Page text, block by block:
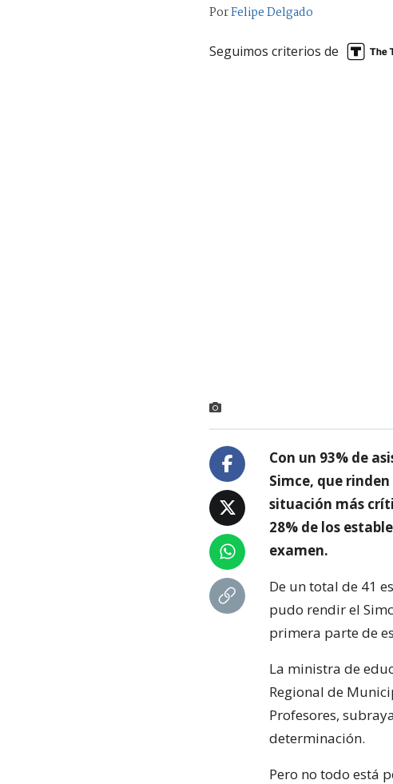
PorFelipe Delgado
Seguimos criterios de
Con un 93% de
Simce, que
situación más
28% de los
examen.
De un total de 41
pudo rendir el
primera parte de
La ministra de
Regional de
Profesores,
determinación.
Pero no todo está